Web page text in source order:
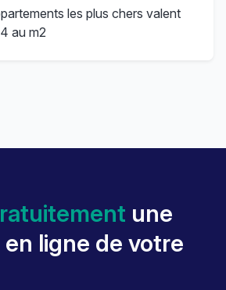
les plus chers valent
au m2
une
ligne de votre